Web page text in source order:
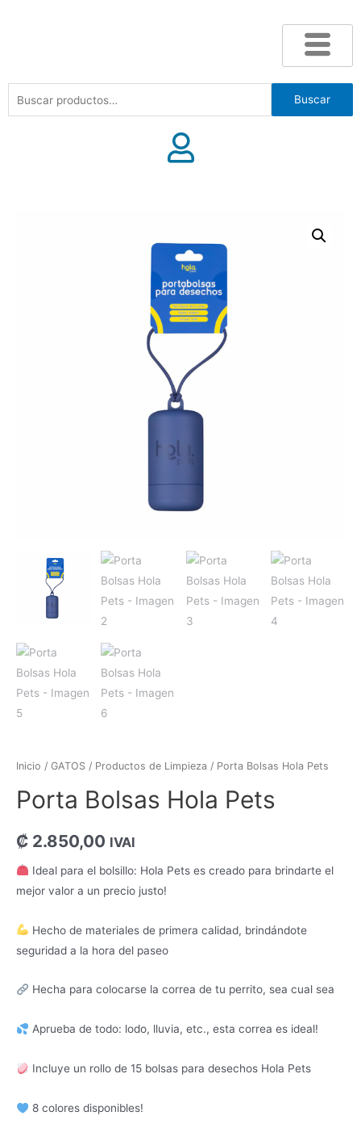
Buscar
Inicio / GATOS / Productos de Limpieza / Porta Bolsas Hola Pets
Porta Bolsas Hola Pets
₡ 2.850,00 IVAI
Ideal para el bolsillo: Hola Pets es creado para brindarte el
mejor valor a un precio justo!
Hecho de materiales de primera calidad, brindándote
seguridad a la hora del paseo
Hecha para colocarse la correa de tu perrito, sea cual sea
Aprueba de todo: lodo, lluvia, etc., esta correa es ideal!
Incluye un rollo de 15 bolsas para desechos Hola Pets
8 colores disponibles!